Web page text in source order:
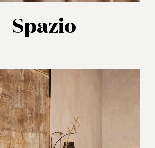
Spazio